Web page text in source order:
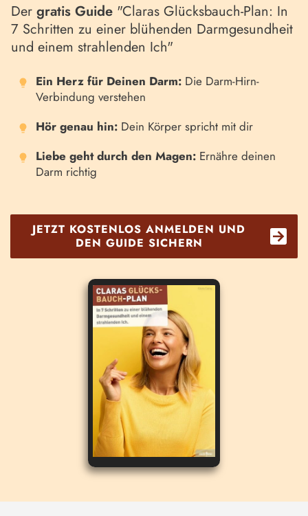
Der gratis Guide "Claras Glücksbauch-Plan: In
7 Schritten zu einer blühenden Darmgesundheit
und einem strahlenden Ich"
Ein Herz für Deinen Darm: Die Darm-Hirn-
Verbindung verstehen
Hör genau hin: Dein Körper spricht mit dir
Liebe geht durch den Magen: Ernähre deinen
Darm richtig
JETZT KOSTENLOS ANMELDEN UND
DEN GUIDE SICHERN